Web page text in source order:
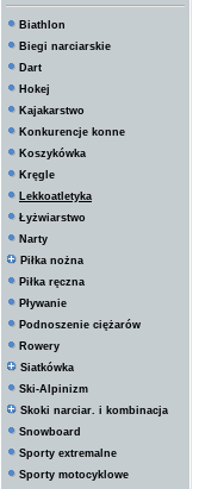
Biathlon
Biegi narciarskie
Dart
Hokej
Kajakarstwo
Konkurencje konne
Koszykówka
Kręgle
Lekkoatletyka
Łyżwiarstwo
Narty
Piłka nożna
Piłka ręczna
Pływanie
Podnoszenie ciężarów
Rowery
Siatkówka
Ski-Alpinizm
Skoki narciar. i kombinacja
Snowboard
Sporty extremalne
Sporty motocyklowe